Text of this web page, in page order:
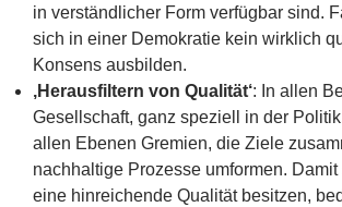
in verständlicher Form verfügbar sind.
sich in einer Demokratie kein wirklich
Konsens ausbilden.
‚Herausfiltern von Qualität‘: In allen
Gesellschaft, ganz speziell in der
allen Ebenen Gremien, die Ziele
nachhaltige Prozesse umformen.
eine hinreichende Qualität besitzen,